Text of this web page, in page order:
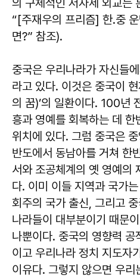
의 구체적인 저자세 외교
“[주재우의 프리즘] 한.중
면?” 참조).
중국은 우리나라가 자신들
라고 있다. 이것은 중국이
의 꿈)’의 일환이다. 100년
흥과 영예를 회복하는 데
위치에 있다. 그럼 중국은
반도에서 동남아를 거쳐 한
서와 조공체계의 옛 영예의
다. 이미 이들 지역과 국가
회주의 국가 출신, 그리고
나라들이 대부분이기 때문
나뿐이다. 중국의 영향력
이고 우리나라 정치 지도자
이유다. 그렇지 않으면 우